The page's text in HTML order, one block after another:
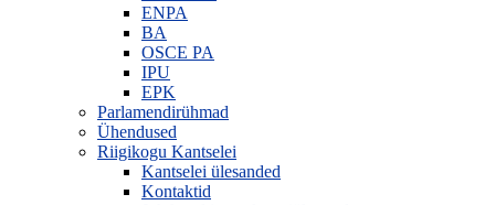
ENPA
BA
OSCE PA
IPU
EPK
Parlamendirühmad
Ühendused
Riigikogu Kantselei
Kantselei ülesanded
Kontaktid